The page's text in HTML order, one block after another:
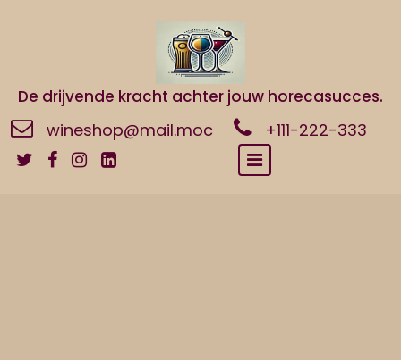
De drijvende kracht achter jouw horecasucces.
wineshop@mail.moc +111-222-333